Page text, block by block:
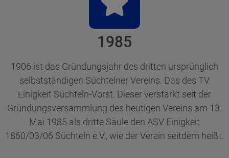
1985
1906 ist das Gründungsjahr des dritten ursprünglich
selbstständigen Süchtelner Vereins. Das des TV
Einigkeit Süchteln-Vorst. Dieser verstärkt seit der
Gründungsversammlung des heutigen Vereins am 13.
Mai 1985 als dritte Säule den ASV Einigkeit
1860/03/06 Süchteln e.V., wie der Verein seitdem heißt.